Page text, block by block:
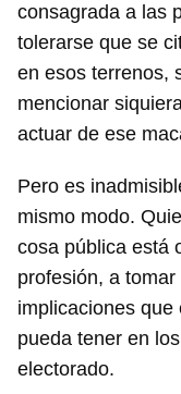
consagrada a las
tolerarse que se
en esos terrenos,
mencionar
actuar de ese
Pero es
mismo modo.
cosa pública está
profesión, a
implicaciones
pueda tener en
electorado.